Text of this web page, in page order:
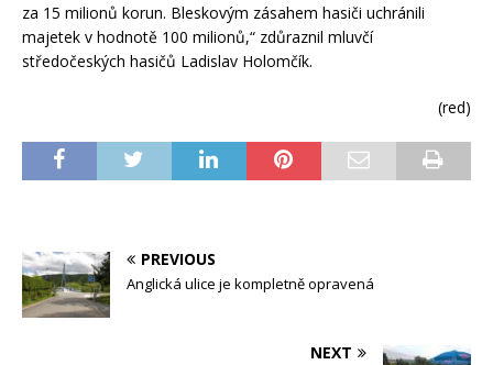
za 15 milionů korun. Bleskovým zásahem hasiči uchránili
majetek v hodnotě 100 milionů,“ zdůraznil mluvčí
středočeských hasičů Ladislav Holomčík.
(red)
PREVIOUS
Anglická ulice je kompletně opravená
NEXT